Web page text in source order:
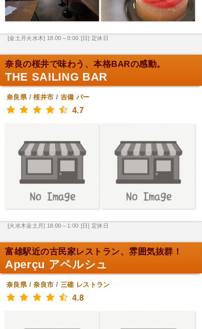
[金土月火水木] 18:00～0:00 [日] 定休日
奈良の桜井で味わう、本格BARの感動。
THE SAILING BAR
奈良県/桜井市 / 吉備 バー
4.7
[火水木金土月] 18:00～1:00 [日] 定休日
富雄駅近の古民家レストラン、雰囲気抜群！
Aperçu アペルシュ
奈良県/奈良市 / 三碓 レストラン
4.8